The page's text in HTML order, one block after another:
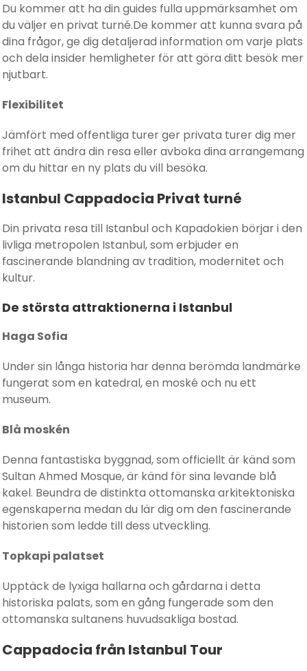
Du kommer att ha din guides fulla uppmärksamhet om
du väljer en privat turné.De kommer att kunna svara på
dina frågor, ge dig detaljerad information om varje plats
och dela insider hemligheter för att göra ditt besök mer
njutbart.
Flexibilitet
Jämfört med offentliga turer ger privata turer dig mer
frihet att ändra din resa eller avboka dina arrangemang
om du hittar en ny plats du vill besöka.
Istanbul Cappadocia Privat turné
Din privata resa till Istanbul och Kapadokien börjar i den
livliga metropolen Istanbul, som erbjuder en
fascinerande blandning av tradition, modernitet och
kultur.
De största attraktionerna i Istanbul
Haga Sofia
Under sin långa historia har denna berömda landmärke
fungerat som en katedral, en moské och nu ett
museum.
Blå moskén
Denna fantastiska byggnad, som officiellt är känd som
Sultan Ahmed Mosque, är känd för sina levande blå
kakel. Beundra de distinkta ottomanska arkitektoniska
egenskaperna medan du lär dig om den fascinerande
historien som ledde till dess utveckling.
Topkapi palatset
Upptäck de lyxiga hallarna och gårdarna i detta
historiska palats, som en gång fungerade som den
ottomanska sultanens huvudsakliga bostad.
Cappadocia från Istanbul Tour